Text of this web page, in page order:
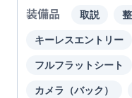
装備品 取説
キーレスエントリー
フルフラットシート
カメラ（バック）